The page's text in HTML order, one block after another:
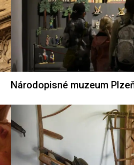
Národopisné muzeum